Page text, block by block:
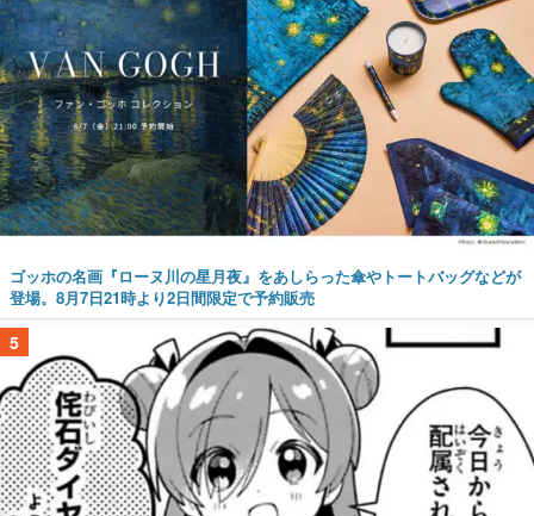
ゴッホの名画『ローヌ川の星月夜』をあしらった傘やトートバッグなどが
登場。8月7日21時より2日間限定で予約販売
5